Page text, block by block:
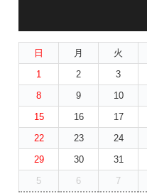
日 月 火
1
2 3
8
9 10
15
16 17
22
23 24
29
30 31
5
6 7